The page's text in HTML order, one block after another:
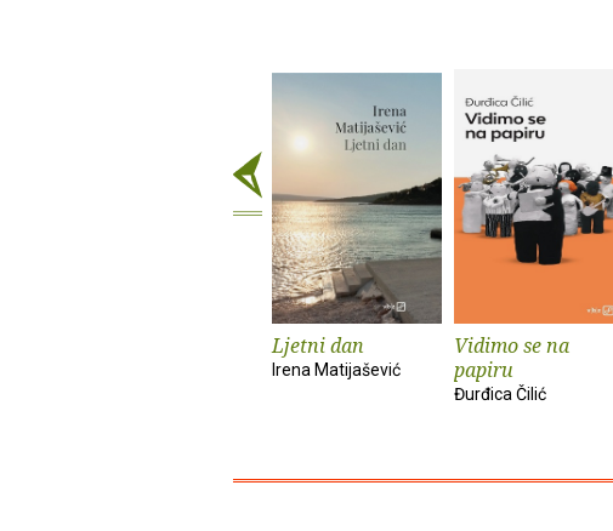
Ljetni dan
Irena Matijašević
Vidimo se na
papiru
Đurđica Čilić